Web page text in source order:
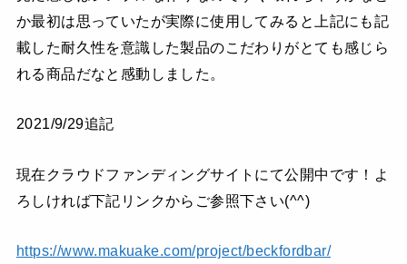
か最初は思っていたが実際に使用してみると上記にも記
載した耐久性を意識した製品のこだわりがとても感じら
れる商品だなと感動しました。
2021/9/29追記
現在クラウドファンディングサイトにて公開中です！よ
ろしければ下記リンクからご参照下さい(^^)
https://www.makuake.com/project/beckfordbar/